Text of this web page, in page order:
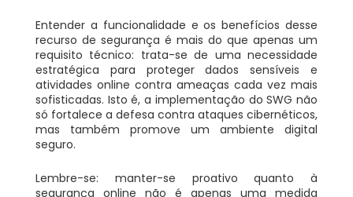
Entender a funcionalidade e os benefícios desse
recurso de segurança é mais do que apenas um
requisito técnico: trata-se de uma necessidade
estratégica para proteger dados sensíveis e
atividades online contra ameaças cada vez mais
sofisticadas. Isto é, a implementação do SWG não
só fortalece a defesa contra ataques cibernéticos,
mas também promove um ambiente digital
seguro.
Lembre-se: manter-se proativo quanto à
segurança online não é apenas uma medida